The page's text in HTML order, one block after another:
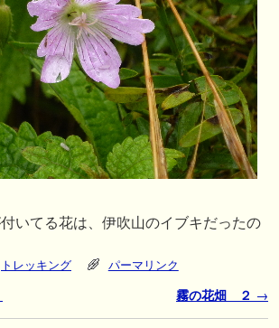
いてる花は、伊吹山のイブキだったの
トレッキング パーマリンク
霧の花畑 ２ →